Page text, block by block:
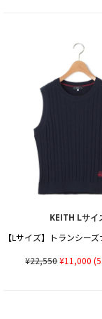
KEITH Lサイ
¥22,550¥11,000